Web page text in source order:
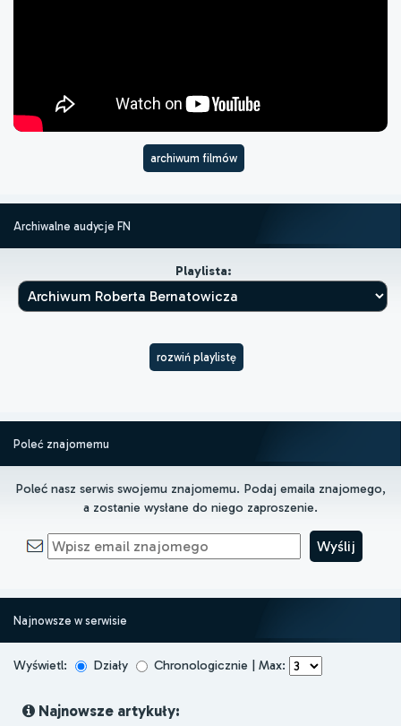
archiwum filmów
Archiwalne audycje FN
Playlista:
rozwiń playlistę
Poleć znajomemu
Poleć nasz serwis swojemu znajomemu. Podaj emaila znajomego,
a zostanie wysłane do niego zaproszenie.
Najnowsze w serwisie
Wyświetl: Działy Chronologicznie | Max:
Najnowsze artykuły: